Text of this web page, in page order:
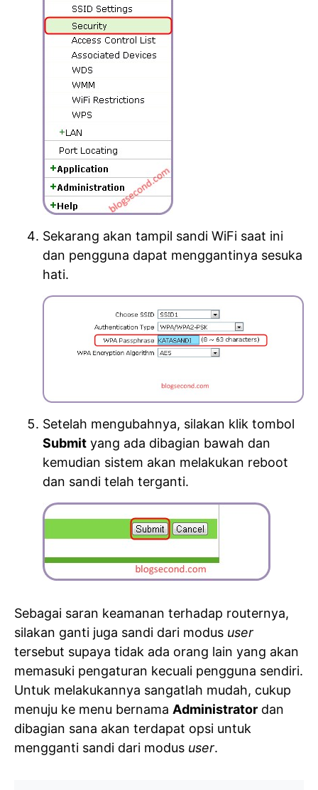
Sekarang akan tampil sandi WiFi saat ini
dan pengguna dapat menggantinya sesuka
hati.
Setelah mengubahnya, silakan klik tombol
Submit yang ada dibagian bawah dan
kemudian sistem akan melakukan reboot
dan sandi telah terganti.
Sebagai saran keamanan terhadap routernya,
silakan ganti juga sandi dari modus user
tersebut supaya tidak ada orang lain yang akan
memasuki pengaturan kecuali pengguna sendiri.
Untuk melakukannya sangatlah mudah, cukup
menuju ke menu bernama Administrator dan
dibagian sana akan terdapat opsi untuk
mengganti sandi dari modus user.